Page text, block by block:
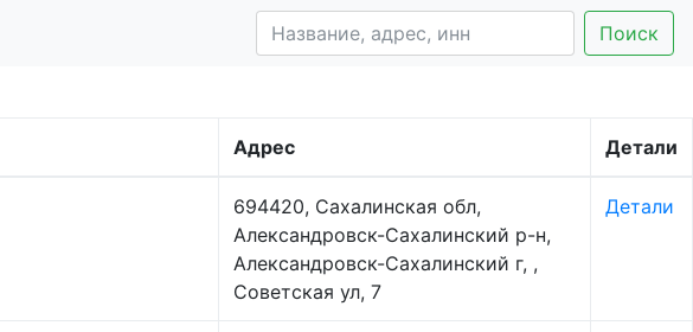
Поиск
Адрес Детали
694420, Сахалинская обл,
Александровск-Сахалинский р-н,
Александровск-Сахалинский г, ,
Советская ул, 7
Детали